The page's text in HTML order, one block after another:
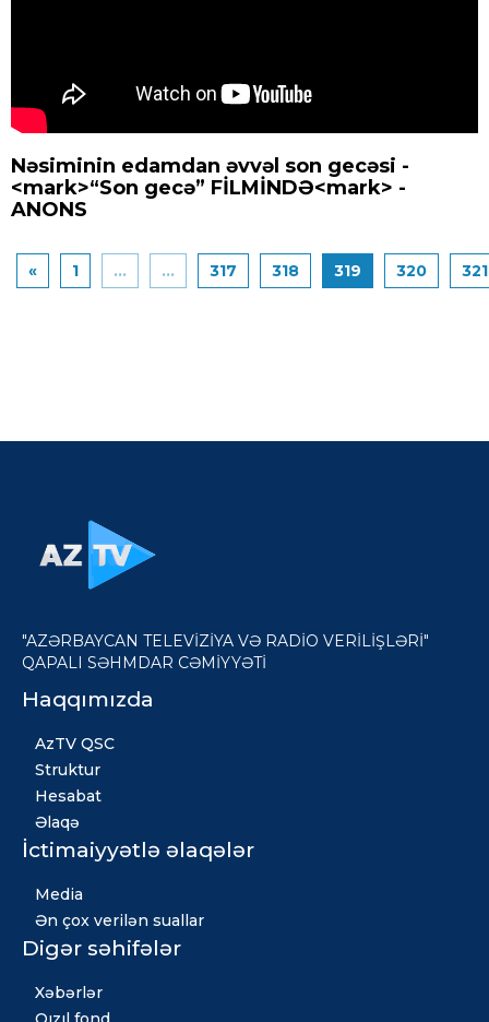
Nəsiminin edamdan əvvəl son gecəsi -
<mark>“Son gecə” FİLMİNDƏ<mark> -
ANONS
« 1 ... ... 317 318 319 320 321
"AZƏRBAYCAN TELEVİZİYA VƏ RADİO VERİLİŞLƏRİ"
QAPALI SƏHMDAR CƏMİYYƏTİ
Haqqımızda
AzTV QSC
Struktur
Hesabat
Əlaqə
İctimaiyyətlə əlaqələr
Media
Ən çox verilən suallar
Digər səhifələr
Xəbərlər